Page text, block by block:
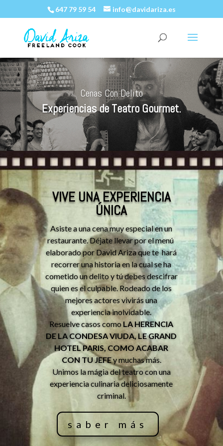
647 79 59 54 info@davidariza.es
Cenas Con Delito
Experiencias de Teatro Gourmet.
VIVE UNA EXPERIENCIA
ÚNICA
Asiste a una cena muy especial en un
restaurante. Déjate llevar por el menú
elaborado por David Ariza que te hará
recorrer una historia en la cual se ha
cometido un delito y tú debes descifrar
quien es el culpable. Rodeado de los
mejores actores vivirás una
experiencia inolvidable.
Resuelve casos como LA HERENCIA
DE LA CONDESA VIUDA, LE GRAND
HOTEL PARIS, COMO ACABAR
CON TU JEFEy muchas más.
Unimos la mágia del teatro con una
experiencia culinaria deliciosamente
criminal.
saber más